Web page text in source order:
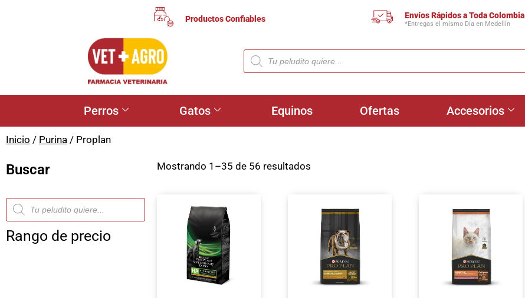
Productos Confiables Envíos Rápidos a Toda Colombia
*Entregas el mismo Día en Medellín
Perros Gatos Equinos Ofertas Accesorios
Inicio / Purina / Proplan
Buscar
Rango de precio
Mostrando 1–35 de 56 resultados